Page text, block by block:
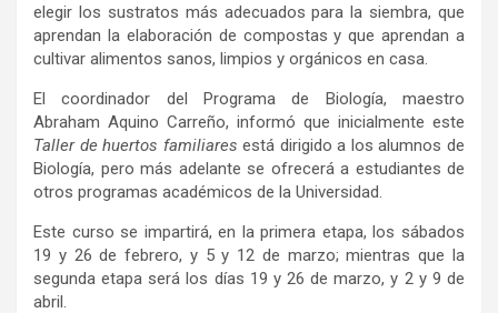
elegir los sustratos más adecuados para la siembra, que
aprendan la elaboración de compostas y que aprendan a
cultivar alimentos sanos, limpios y orgánicos en casa.
El coordinador del Programa de Biología, maestro
Abraham Aquino Carreño, informó que inicialmente este
Taller de huertos familiares está dirigido a los alumnos de
Biología, pero más adelante se ofrecerá a estudiantes de
otros programas académicos de la Universidad.
Este curso se impartirá, en la primera etapa, los sábados
19 y 26 de febrero, y 5 y 12 de marzo; mientras que la
segunda etapa será los días 19 y 26 de marzo, y 2 y 9 de
abril.